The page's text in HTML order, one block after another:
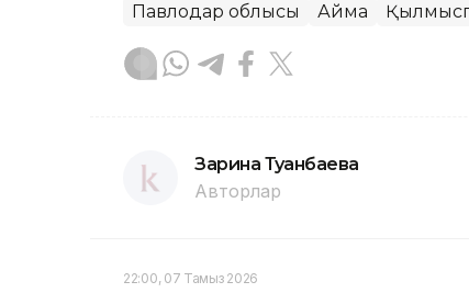
Павлодар облысы Аймақ
Зарина Туғанбаева
Авторлар
22:00, 07 Тамыз 2026